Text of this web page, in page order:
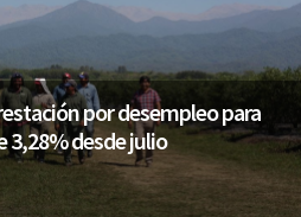
por desempleo para
3,28% desde julio